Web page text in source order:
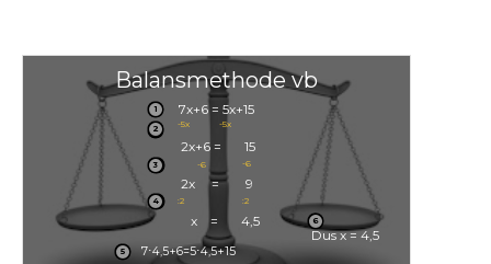
7x+6 = 5x+15
2x+6 = 15
2x = 9
x = 4,5
Balansmethode vb
-5x
-5x
-6 -6
:2 :2
1
7⋅4,5+6=5⋅4,5+15
Dus x = 4,5
2
3
4
5
6